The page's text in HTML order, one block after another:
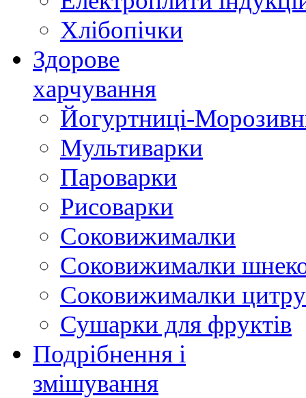
Хлібопічки
Здорове
харчування
Йогуртниці-
Мультиварки
Пароварки
Рисоварки
Соковижималки
Соковижималки
Соковижималки
Сушарки для фруктів
Подрібнення і
змішування